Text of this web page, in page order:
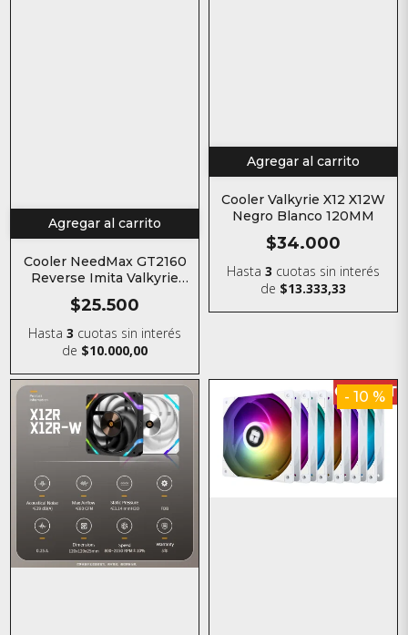
Agregar al carrito
Cooler NeedMax GT2160
Reverse Imita Valkyrie
X12RW 120MM
$25.500
Hasta3 cuotas sin interés
de $10.000,00
Agregar al carrito
Cooler Valkyrie X12 X12W
Negro Blanco 120MM
$34.000
Hasta 3 cuotas sin interés
de $13.333,33
- 10 %